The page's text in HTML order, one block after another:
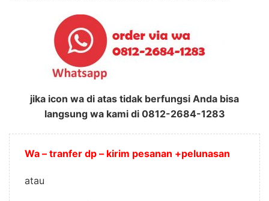
jika icon wa di atas tidak berfungsi Anda bisa
langsung wa kami di 0812-2684-1283
Wa – tranfer dp – kirim pesanan +pelunasan
atau